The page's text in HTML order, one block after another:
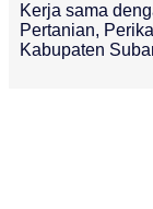
Kerja sama
Pertanian,
Kabupaten